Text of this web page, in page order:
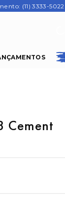
(11) 3333-5022
Cement